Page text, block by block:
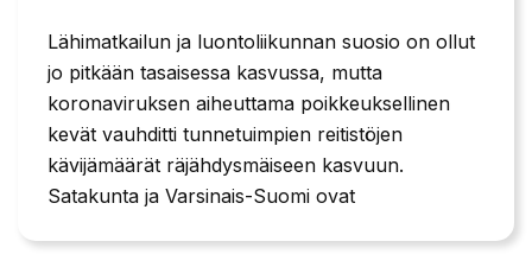
Lähimatkailun ja luontoliikunnan suosio on ollut
jo pitkään tasaisessa kasvussa, mutta
koronaviruksen aiheuttama poikkeuksellinen
kevät vauhditti tunnetuimpien reitistöjen
kävijämäärät räjähdysmäiseen kasvuun.
Satakunta ja Varsinais-Suomi ovat